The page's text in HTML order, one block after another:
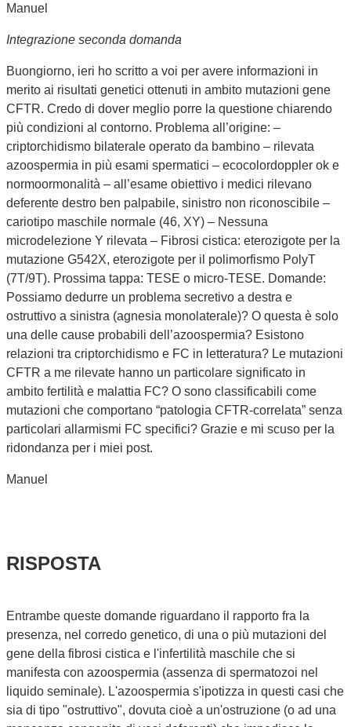
Manuel
Integrazione seconda domanda
Buongiorno, ieri ho scritto a voi per avere informazioni in
merito ai risultati genetici ottenuti in ambito mutazioni gene
CFTR. Credo di dover meglio porre la questione chiarendo
più condizioni al contorno. Problema all’origine: –
criptorchidismo bilaterale operato da bambino – rilevata
azoospermia in più esami spermatici – ecocolordoppler ok e
normoormonalità – all’esame obiettivo i medici rilevano
deferente destro ben palpabile, sinistro non riconoscibile –
cariotipo maschile normale (46, XY) – Nessuna
microdelezione Y rilevata – Fibrosi cistica: eterozigote per la
mutazione G542X, eterozigote per il polimorfismo PolyT
(7T/9T). Prossima tappa: TESE o micro-TESE. Domande:
Possiamo dedurre un problema secretivo a destra e
ostruttivo a sinistra (agnesia monolaterale)? O questa è solo
una delle cause probabili dell’azoospermia? Esistono
relazioni tra criptorchidismo e FC in letteratura? Le mutazioni
CFTR a me rilevate hanno un particolare significato in
ambito fertilità e malattia FC? O sono classificabili come
mutazioni che comportano “patologia CFTR-correlata” senza
particolari allarmismi FC specifici? Grazie e mi scuso per la
ridondanza per i miei post.
Manuel
RISPOSTA
Entrambe queste domande riguardano il rapporto fra la
presenza, nel corredo genetico, di una o più mutazioni del
gene della fibrosi cistica e l'infertilità maschile che si
manifesta con azoospermia (assenza di spermatozoi nel
liquido seminale). L'azoospermia s'ipotizza in questi casi che
sia di tipo "ostruttivo", dovuta cioè a un'ostruzione (o ad una